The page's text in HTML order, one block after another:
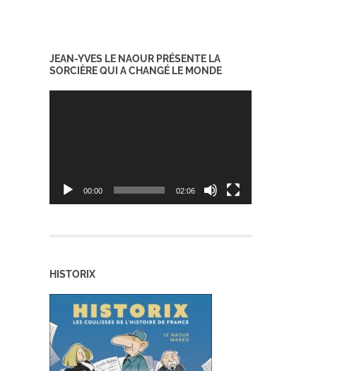
JEAN-YVES LE NAOUR PRÉSENTE LA
SORCIÈRE QUI A CHANGÉ LE MONDE
00:00 02:06
HISTORIX